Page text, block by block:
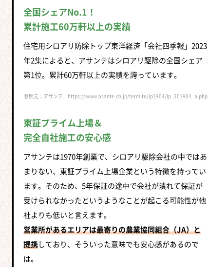
全国シェアNo.1！
累計施工60万軒以上の実績
住宅用シロアリ防除トップ東洋経済「会社四季報」2023
年2集によると、アサンテはシロアリ駆除の全国シェア
第1位。累計60万軒以上の実績を誇っています。
参照元：アサンテ https://www.asante.co.jp/termite/lp1904/lp_201904_a.php
東証プライム上場＆
完全自社施工の安心感
アサンテは1970年創業で、シロアリ駆除会社の中ではあ
まりない、東証プライム上場企業という特徴を持ってい
ます。そのため、5年保証の途中で会社が潰れて保証が
受けられなかったというようなことが起こる可能性が他
社よりも低いと言えます。
営業所があるエリアは最寄りの農業協同組合（JA）と
提携しており、そういった意味でも安心感があるので
は。